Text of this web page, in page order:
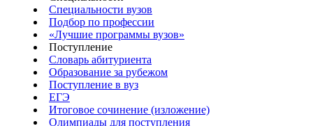
Специальности вузов
Подбор по профессии
«Лучшие программы вузов»
Поступление
Словарь абитуриента
Образование за рубежом
Поступление в вуз
ЕГЭ
Итоговое сочинение (изложение)
Олимпиады для поступления